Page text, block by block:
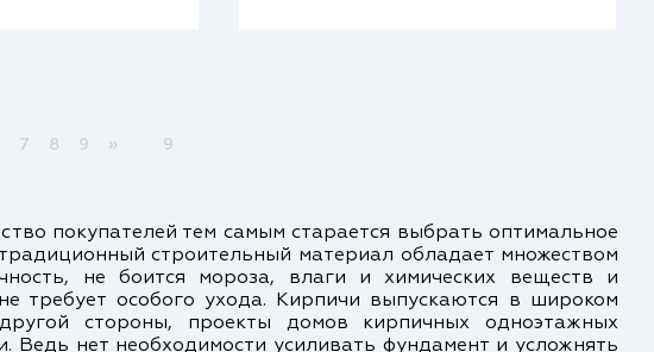
7 8 9 » 9
покупателей тем самым старается выбрать оптимальное
строительный материал обладает множеством
не боится мороза, влаги и химических веществ и
требует особого ухода. Кирпичи выпускаются в широком
стороны, проекты домов кирпичных одноэтажных
нет необходимости усиливать фундамент и усложнять